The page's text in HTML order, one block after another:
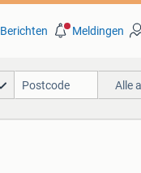
Berichten Meldingen
Alle